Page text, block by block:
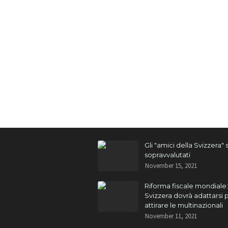
Gli "amici della Svizzera"
sopravvalutati
November 15, 2021
Riforma fiscale
Svizzera dovrà adattarsi
attirare le multinazionali
November 11, 2021